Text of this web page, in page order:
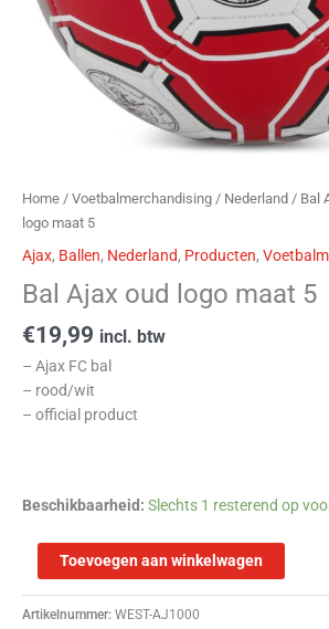
Home / Voetbalmerchandising / Nederland / Bal
logo maat 5
Ajax, Ballen, Nederland, Producten,
Bal Ajax oud logo maat 5
€19,99 incl. btw
– Ajax FC bal
– rood/wit
– official product
Beschikbaarheid: Slechts 1 resterend op
Toevoegen aan winkelwagen
Artikelnummer: WEST-AJ1000